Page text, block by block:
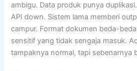
ambigu. Data produk punya
API down. Sistem lama memberi
campur. Format dokumen beda-
sensitif yang tidak sengaja masuk.
tampaknya normal, tapi sebenarnya